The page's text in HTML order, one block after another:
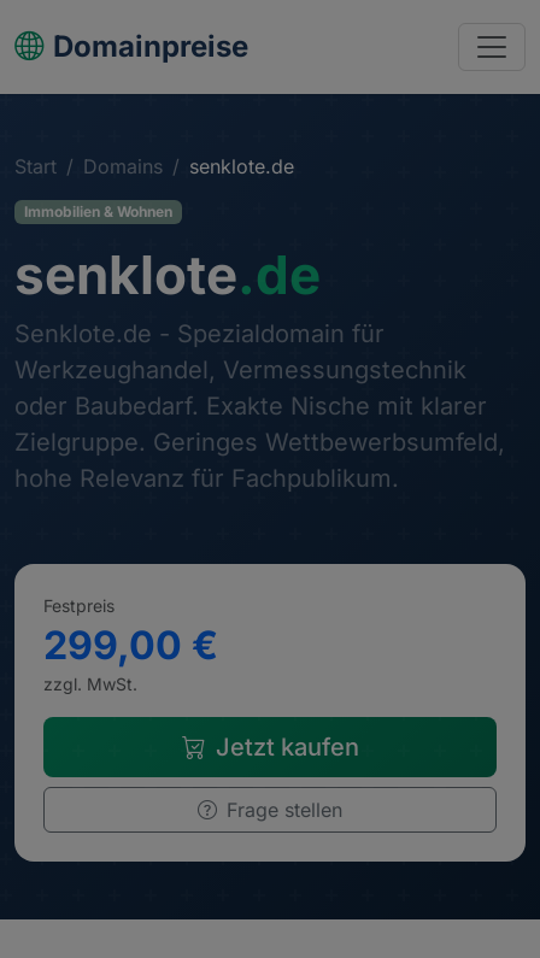
Domainpreise
Start Domains senklote.de
Immobilien & Wohnen
senklote.de
Senklote.de - Spezialdomain für
Werkzeughandel, Vermessungstechnik
oder Baubedarf. Exakte Nische mit klarer
Zielgruppe. Geringes Wettbewerbsumfeld,
hohe Relevanz für Fachpublikum.
Festpreis
299,00 €
zzgl. MwSt.
Jetzt kaufen
Frage stellen